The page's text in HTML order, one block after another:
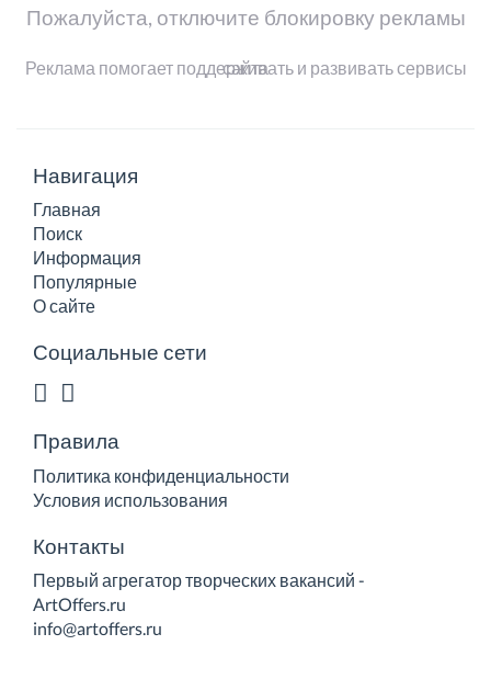
Пожалуйста, отключите блокировку рекламы
Реклама помогает поддерживать и развивать сервисы сайта
Навигация
Главная
Поиск
Информация
Популярные
О сайте
Социальные сети
Правила
Политика конфиденциальности
Условия использования
Контакты
Первый агрегатор творческих вакансий -
ArtOffers.ru
info@artoffers.ru